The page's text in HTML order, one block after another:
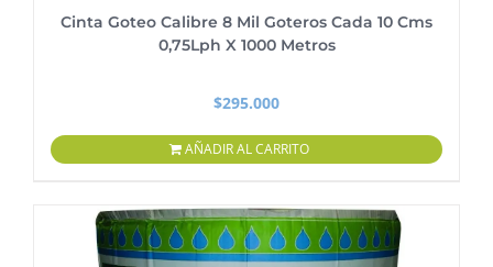
Cinta Goteo Calibre 8 Mil Goteros Cada 10 Cms
0,75Lph X 1000 Metros
$295.000
AÑADIR AL CARRITO